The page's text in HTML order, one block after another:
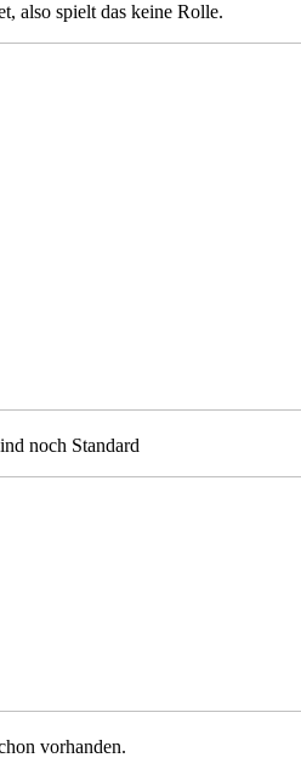
also spielt das keine Rolle.
noch Standard
vorhanden.